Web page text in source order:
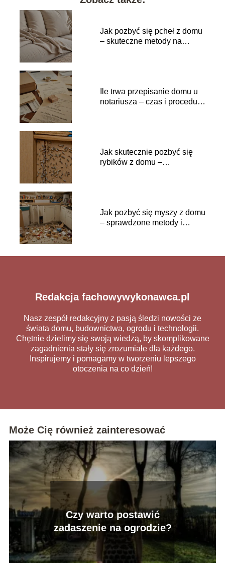
Jak pozbyć się pcheł z domu
– skuteczne metody na
Ile trwa przepisanie domu u
notariusza – czas i procedury
Jak skutecznie pozbyć się
rybików z domu –
Jak pozbyć się myszy z domu
– sprawdzone metody i
Redakcja fachowywykonawca.pl
Nasz zespół redakcyjny z pasją śledzi nowości ze
świata domu, budownictwa, ogrodu i technologii.
Chętnie dzielimy się swoją wiedzą, by skomplikowane
zagadnienia stały się zrozumiałe dla każdego.
Inspirujemy i pomagamy w tworzeniu lepszego
otoczenia na co dzień!
Może Cię również zainteresować
Czy warto postawić
zadaszenie na ogrodzie?